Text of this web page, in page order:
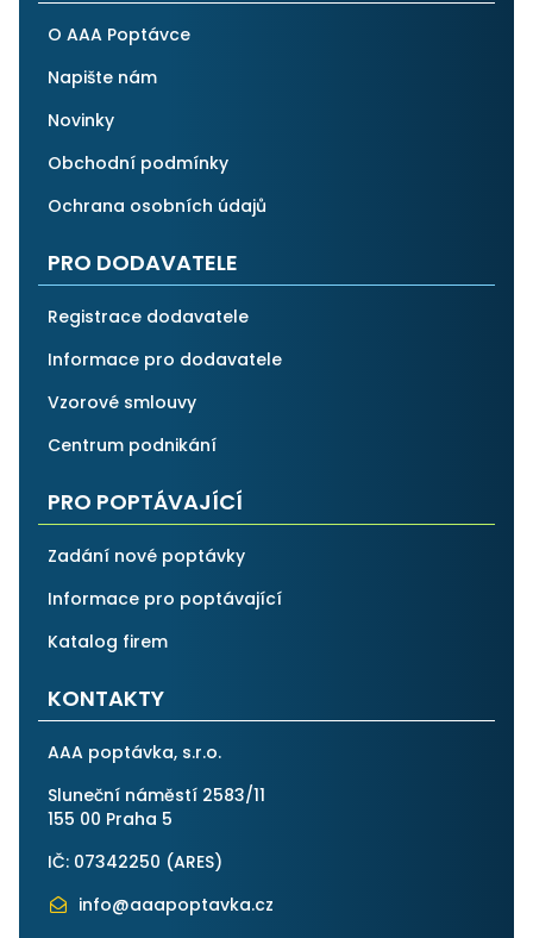
O AAA Poptávce
Napište nám
Novinky
Obchodní podmínky
Ochrana osobních údajů
PRO DODAVATELE
Registrace dodavatele
Informace pro dodavatele
Vzorové smlouvy
Centrum podnikání
PRO POPTÁVAJÍCÍ
Zadání nové poptávky
Informace pro poptávající
Katalog firem
KONTAKTY
AAA poptávka, s.r.o.
Sluneční náměstí 2583/11
155 00 Praha 5
IČ: 07342250 (ARES)
info@aaapoptavka.cz